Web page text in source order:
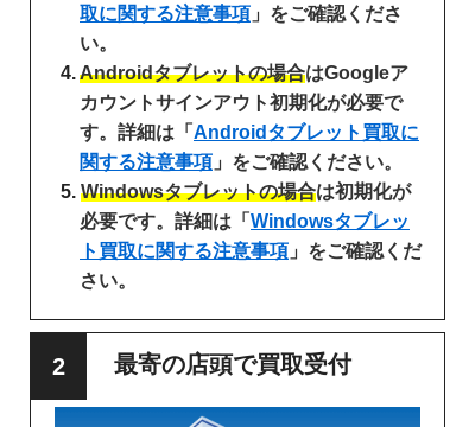
取に関する注意事項 」をご確認くださ
い。
Androidタブレットの場合はGoogleア
カウントサインアウト初期化が必要で
す。詳細は「 Androidタブレット買取に
関する注意事項 」をご確認ください。
Windowsタブレットの場合は初期化が
必要です。詳細は「 Windowsタブレッ
ト買取に関する注意事項 」をご確認くだ
さい。
最寄の店頭で買取受付